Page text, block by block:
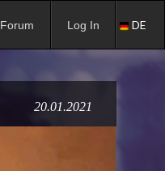
Forum Log In DE
20.01.2021